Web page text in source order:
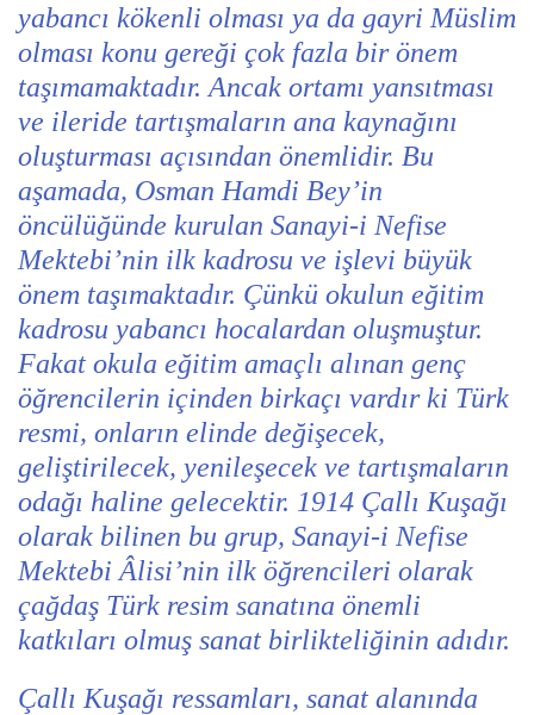
yabancı kökenli olması ya da gayri Müslim
olması konu gereği çok fazla bir önem
taşımamaktadır. Ancak ortamı yansıtması
ve ileride tartışmaların ana kaynağını
oluşturması açısından önemlidir. Bu
aşamada, Osman Hamdi Bey’in
öncülüğünde kurulan Sanayi-i Nefise
Mektebi’nin ilk kadrosu ve işlevi büyük
önem taşımaktadır. Çünkü okulun eğitim
kadrosu yabancı hocalardan oluşmuştur.
Fakat okula eğitim amaçlı alınan genç
öğrencilerin içinden birkaçı vardır ki Türk
resmi, onların elinde değişecek,
geliştirilecek, yenileşecek ve tartışmaların
odağı haline gelecektir. 1914 Çallı Kuşağı
olarak bilinen bu grup, Sanayi-i Nefise
Mektebi Âlisi’nin ilk öğrencileri olarak
çağdaş Türk resim sanatına önemli
katkıları olmuş sanat birlikteliğinin adıdır.
Çallı Kuşağı ressamları, sanat alanında